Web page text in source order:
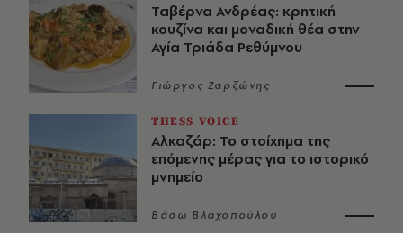
Ταβέρνα Ανδρέας: κρητική
κουζίνα και μοναδική θέα στην
Αγία Τριάδα Ρεθύμνου
Γιώργος Ζαρζώνης
THESS VOICE
Αλκαζάρ: Το στοίχημα της
επόμενης μέρας για το ιστορικό
μνημείο
Βάσω Βλαχοπούλου